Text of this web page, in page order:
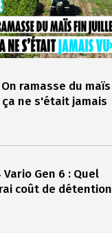
ramasse du maïs
ne s'était jamais
Vario Gen 6 : Quel
coût de détention